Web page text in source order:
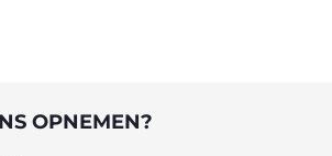
OPNEMEN?